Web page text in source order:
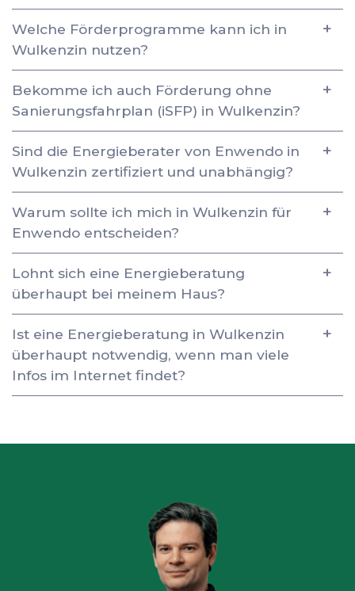
Welche Förderprogramme kann ich in
Wulkenzin nutzen?
Bekomme ich auch Förderung ohne
Sanierungsfahrplan (iSFP) in Wulkenzin?
Sind die Energieberater von Enwendo in
Wulkenzin zertifiziert und unabhängig?
Warum sollte ich mich in Wulkenzin für
Enwendo entscheiden?
Lohnt sich eine Energieberatung
überhaupt bei meinem Haus?
Ist eine Energieberatung in Wulkenzin
überhaupt notwendig, wenn man viele
Infos im Internet findet?